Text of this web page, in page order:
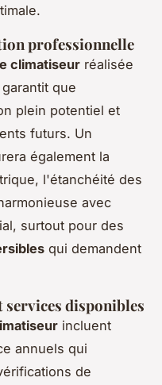
professionnelle
climatiseur réalisée
que
plein potentiel et
futurs. Un
également la
l'étanchéité des
avec
surtout pour des
qui demandent
services disponibles
incluent
annuels qui
de